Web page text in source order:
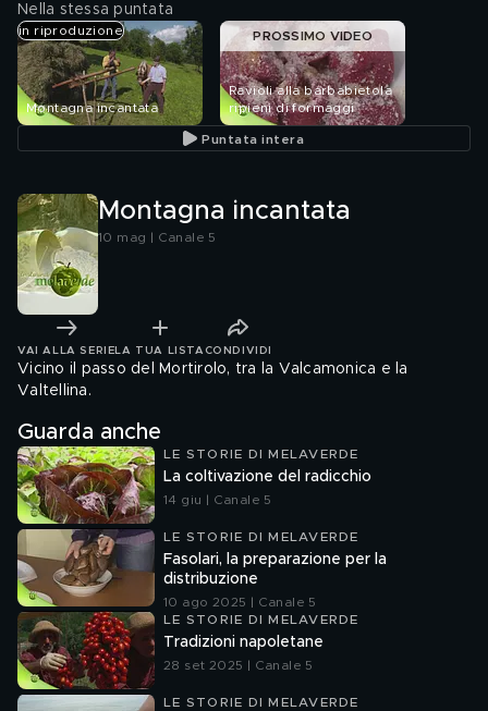
Nella stessa puntata
in riproduzione
Montagna incantata
Ravioli alla barbabietola
ripieni di formaggi
PROSSIMO VIDEO
Puntata intera
Montagna incantata
10 mag | Canale 5
VAI ALLA SERIE LA TUA LISTA CONDIVIDI
Vicino il passo del Mortirolo, tra la Valcamonica e la
Valtellina.
Guarda anche
LE STORIE DI MELAVERDE
La coltivazione del radicchio
14 giu | Canale 5
LE STORIE DI MELAVERDE
Fasolari, la preparazione per la
distribuzione
10 ago 2025 | Canale 5
LE STORIE DI MELAVERDE
Tradizioni napoletane
28 set 2025 | Canale 5
LE STORIE DI MELAVERDE